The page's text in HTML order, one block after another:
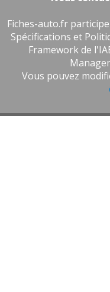
Fiches-auto.fr
Spécifications et
Framework de
Vous pouvez